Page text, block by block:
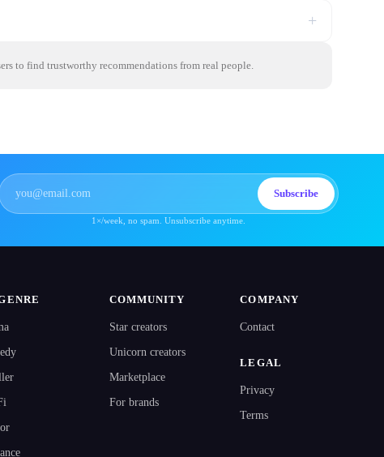
+
to find trustworthy recommendations from real people.
Subscribe
1×/week, no spam. Unsubscribe anytime.
COMMUNITY
Star creators
Unicorn creators
Marketplace
For brands
COMPANY
Contact
LEGAL
Privacy
Terms